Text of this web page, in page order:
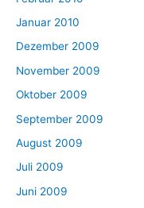
Januar 2010
Dezember 2009
November 2009
Oktober 2009
September 2009
August 2009
Juli 2009
Juni 2009